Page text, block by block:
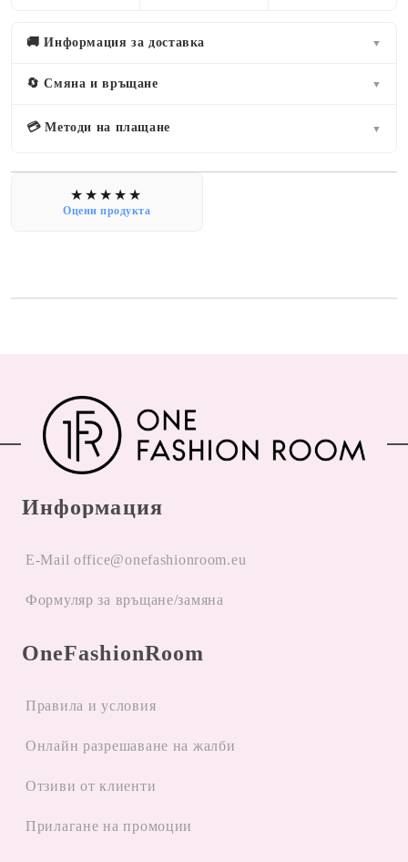
🚚 Информация за доставка ▼
🔄 Смяна и връщане ▼
💳 Методи на плащане ▼
Оцени продукта
Информация
E-Mail office@onefashionroom.eu
Формуляр за връщане/замяна
OneFashionRoom
Правила и условия
Oнлайн разрешаване на жалби
Отзиви от клиенти
Прилагане на промоции